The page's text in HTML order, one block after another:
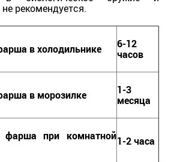
рекомендуется.
в холодильнике
6-12
часов
в морозилке
1-3
месяца
фарша при комнатной1-2 часа